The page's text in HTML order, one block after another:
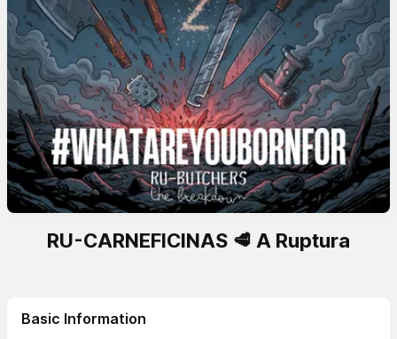
RU-CARNEFICINAS 🥩 A Ruptura
Basic Information